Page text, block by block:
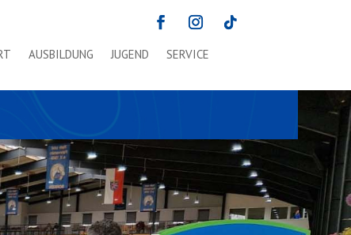
AUSBILDUNG JUGEND
SERVICE